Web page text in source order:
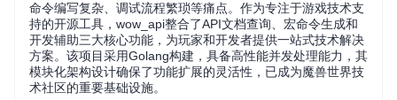
命令编写复杂、调试流程繁琐等痛点。作为专注于游戏技术支
持的开源工具，wow_api整合了API文档查询、宏命令生成和
开发辅助三大核心功能，为玩家和开发者提供一站式技术解决
方案。该项目采用Golang构建，具备高性能并发处理能力，其
模块化架构设计确保了功能扩展的灵活性，已成为魔兽世界技
术社区的重要基础设施。